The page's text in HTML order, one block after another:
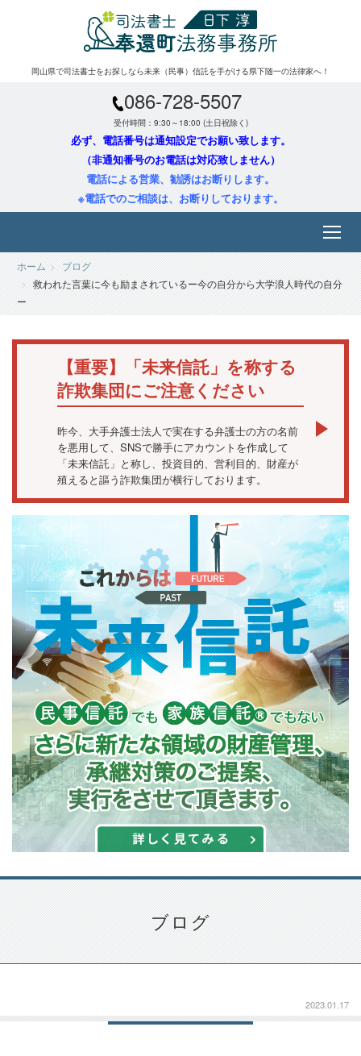
岡山県で司法書士をお探しなら未来（民事）信託を手がける県下随一の法律家へ！
086-728-5507
受付時間：9:30～18:00 (土日祝除く)
必ず、電話番号は通知設定でお願い致します。
（非通知番号のお電話は対応致しません）
電話による営業、勧誘はお断りします。
※電話でのご相談は、お断りしております。
ホーム
ブログ
救われた言葉に今も励まされているー今の自分から大学浪人時代の自分
ー
【重要】「未来信託」を称する
詐欺集団にご注意ください
昨今、大手弁護士法人で実在する弁護士の方の名前
を悪用して、SNSで勝手にアカウントを作成して
「未来信託」と称し、投資目的、営利目的、財産が
殖えると謳う詐欺集団が横行しております。
ブログ
2023.01.17